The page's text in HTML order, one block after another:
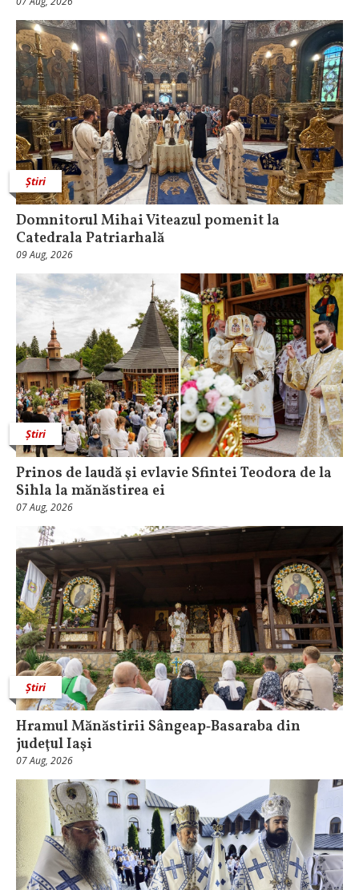
Știri
Domnitorul Mihai Viteazul pomenit la
Catedrala Patriarhală
09 Aug, 2026
Știri
Prinos de laudă şi evlavie Sfintei Teodora de la
Sihla la mănăstirea ei
07 Aug, 2026
Știri
Hramul Mănăstirii Sângeap‑Basaraba din
judeţul Iaşi
07 Aug, 2026